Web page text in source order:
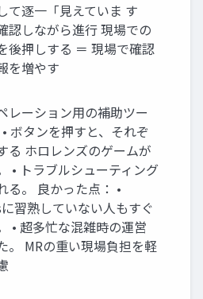
て逐一「見えていま す
認しながら進行 現場での
後押しする ＝ 現場で確認
を増やす
レーション用の補助ツー
ボタンを押すと、それぞ
る ホロレンズのゲームが
• トラブルシューティング
る。 良かった点： •
習熟していない人もすぐ
• 超多忙な混雑時の運営
。 MRの重い現場負担を軽